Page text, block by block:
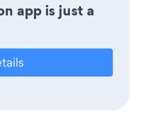
app is just a